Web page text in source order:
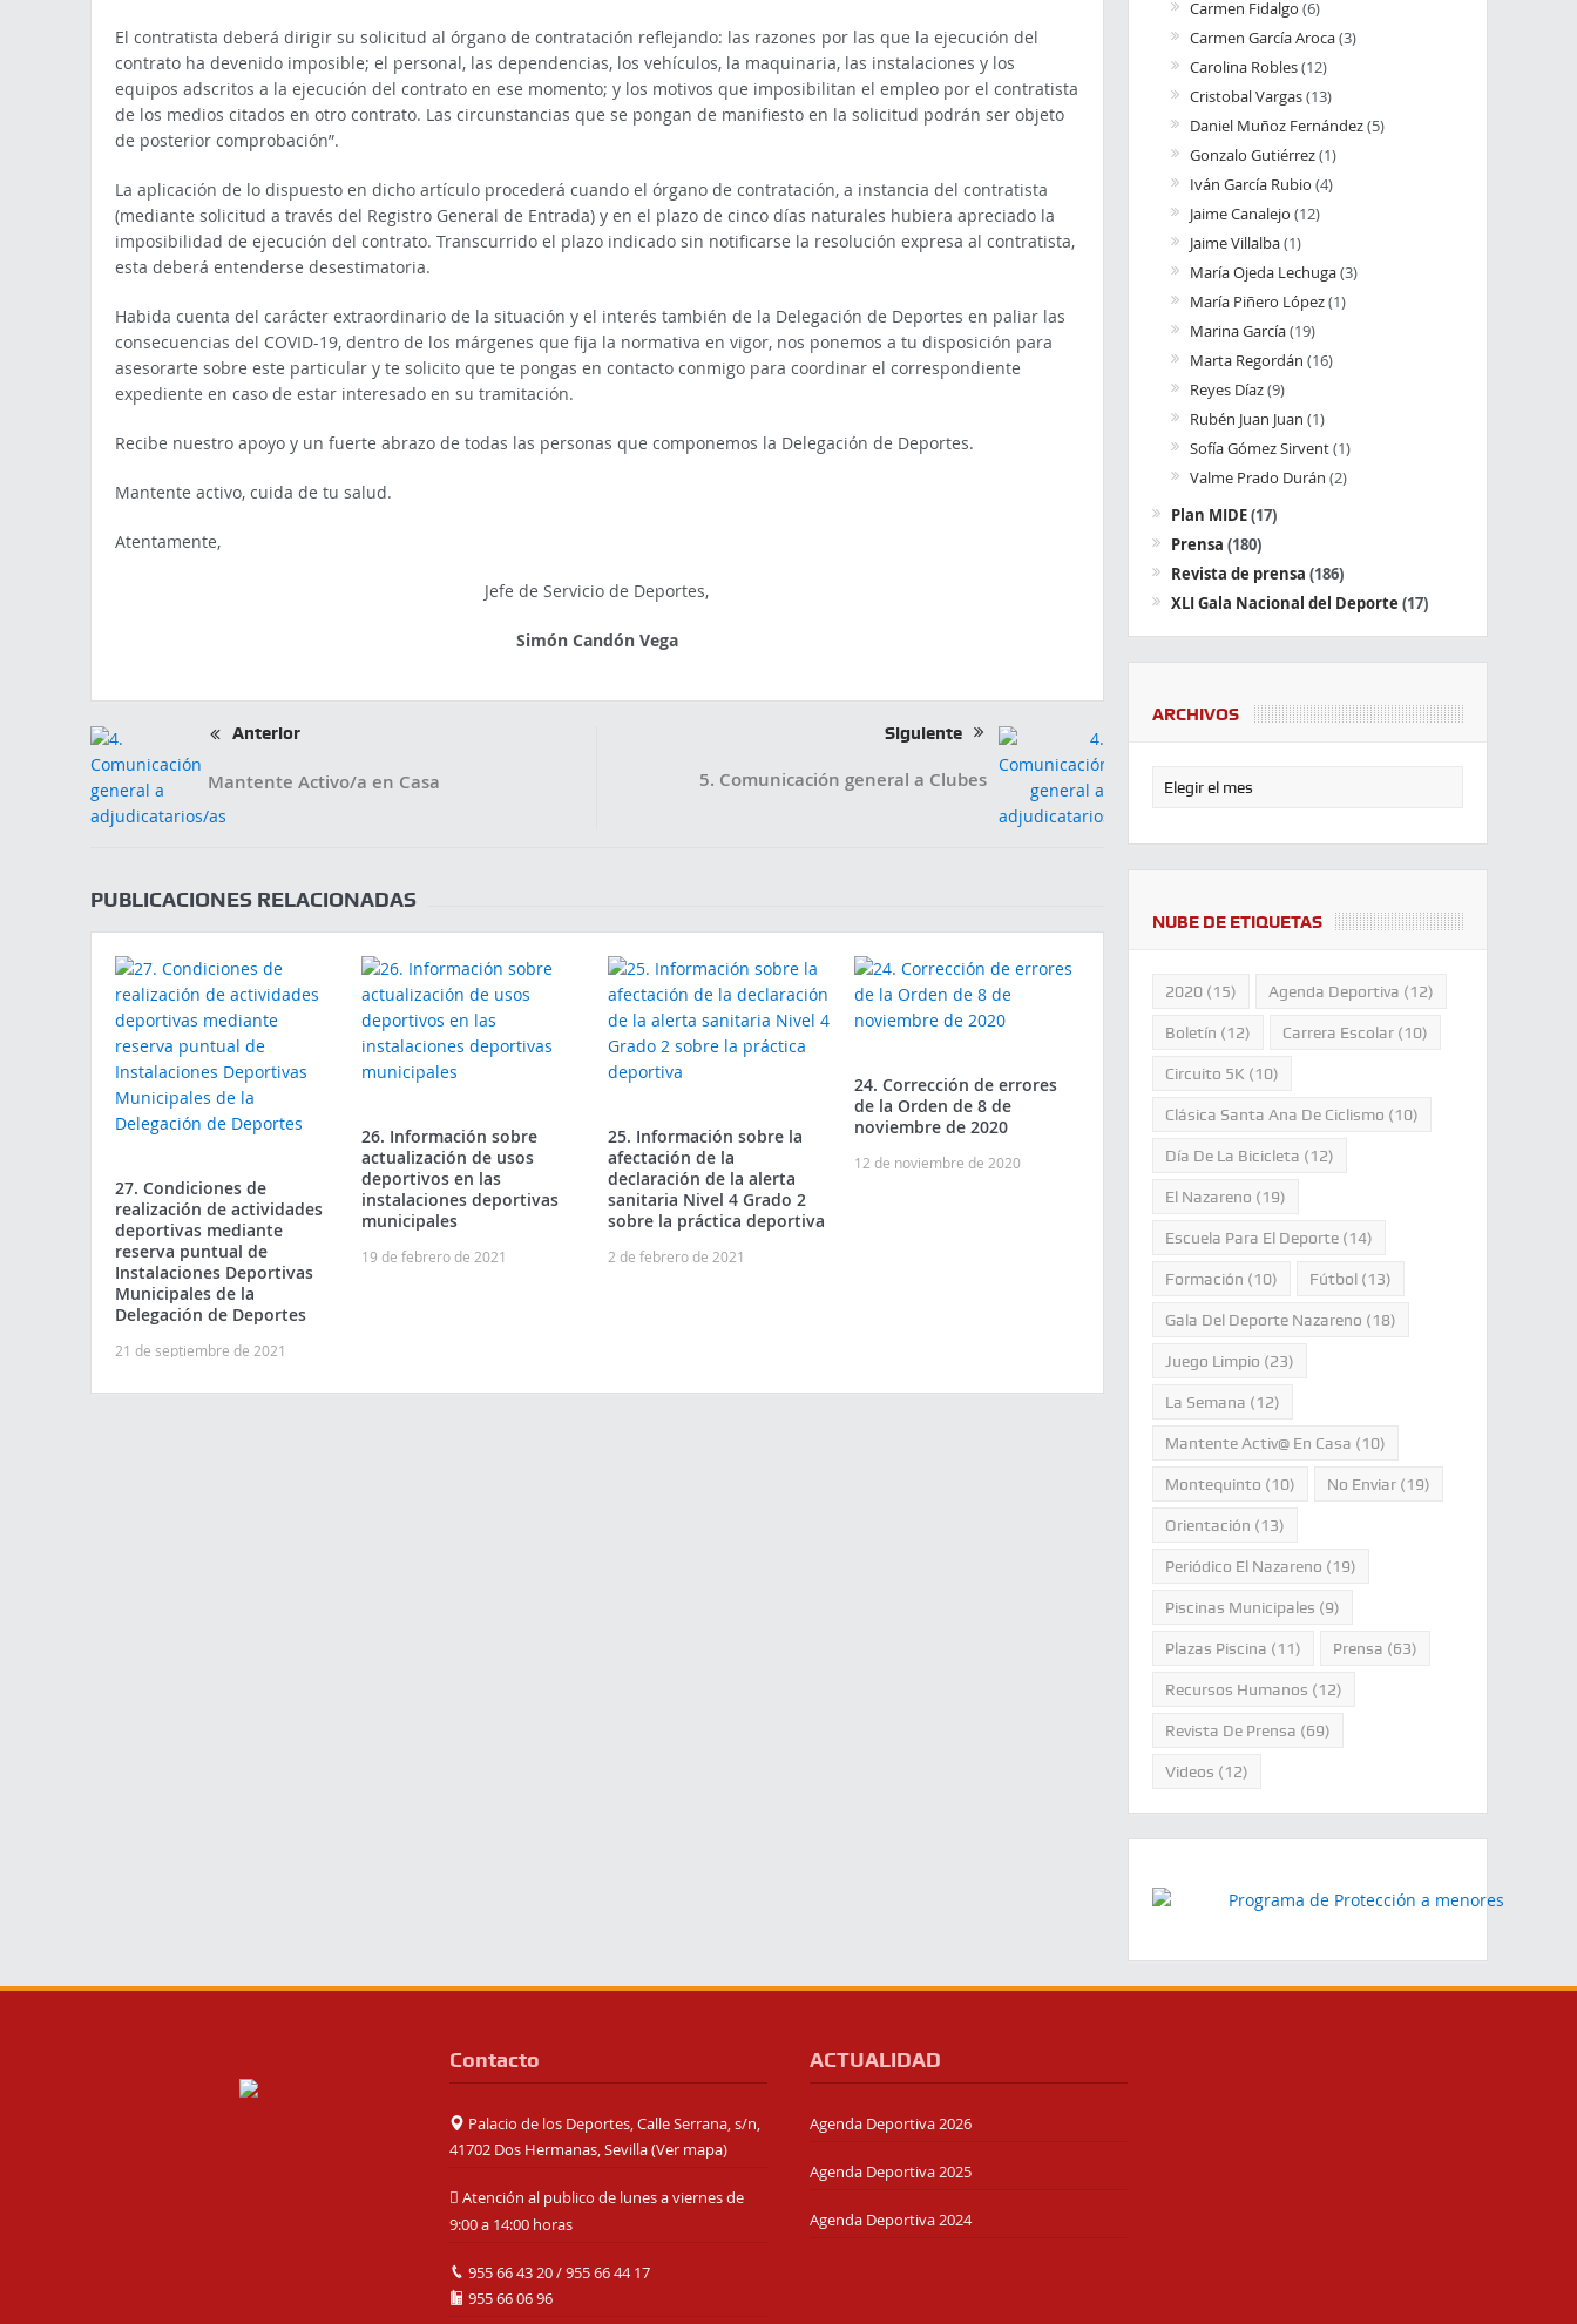
El contratista deberá dirigir su solicitud al órgano de contratación reflejando: las razones por las que la ejecución del
contrato ha devenido imposible; el personal, las dependencias, los vehículos, la maquinaria, las instalaciones y los
equipos adscritos a la ejecución del contrato en ese momento; y los motivos que imposibilitan el empleo por el contratista
de los medios citados en otro contrato. Las circunstancias que se pongan de manifiesto en la solicitud podrán ser objeto
de posterior comprobación”.
La aplicación de lo dispuesto en dicho artículo procederá cuando el órgano de contratación, a instancia del contratista
(mediante solicitud a través del Registro General de Entrada) y en el plazo de cinco días naturales hubiera apreciado la
imposibilidad de ejecución del contrato. Transcurrido el plazo indicado sin notificarse la resolución expresa al contratista,
esta deberá entenderse desestimatoria.
Habida cuenta del carácter extraordinario de la situación y el interés también de la Delegación de Deportes en paliar las
consecuencias del COVID-19, dentro de los márgenes que fija la normativa en vigor, nos ponemos a tu disposición para
asesorarte sobre este particular y te solicito que te pongas en contacto conmigo para coordinar el correspondiente
expediente en caso de estar interesado en su tramitación.
Recibe nuestro apoyo y un fuerte abrazo de todas las personas que componemos la Delegación de Deportes.
Mantente activo, cuida de tu salud.
Atentamente,
Jefe de Servicio de Deportes,
Simón Candón Vega
Anterior
Mantente Activo/a en Casa
Siguiente
5. Comunicación general a Clubes
PUBLICACIONES RELACIONADAS
27. Condiciones de
realización de actividades
deportivas mediante
reserva puntual de
Instalaciones Deportivas
Municipales de la
Delegación de Deportes
21 de septiembre de 2021
26. Información sobre
actualización de usos
deportivos en las
instalaciones deportivas
municipales
19 de febrero de 2021
25. Información sobre la
afectación de la
declaración de la alerta
sanitaria Nivel 4 Grado 2
sobre la práctica deportiva
2 de febrero de 2021
24. Corrección de errores
de la Orden de 8 de
noviembre de 2020
12 de noviembre de 2020
Carmen Fidalgo (6)
Carmen García Aroca(3)
Carolina Robles(12)
Cristobal Vargas(13)
Daniel Muñoz Fernández(5)
Gonzalo Gutiérrez(1)
Iván García Rubio (4)
Jaime Canalejo (12)
Jaime Villalba(1)
María Ojeda Lechuga(3)
María Piñero López(1)
Marina García(19)
Marta Regordán (16)
Reyes Díaz(9)
Rubén Juan Juan (1)
Sofía Gómez Sirvent(1)
Valme Prado Durán (2)
Plan MIDE(17)
Prensa (180)
Revista de prensa (186)
XLI Gala Nacional del Deporte (17)
ARCHIVOS
NUBE DE ETIQUETAS
2020(15) Agenda Deportiva (12)
Boletín (12) Carrera Escolar(10)
Circuito 5K (10)
Clásica Santa Ana De Ciclismo (10)
Día De La Bicicleta (12)
El Nazareno (19)
Escuela Para El Deporte(14)
Formación (10) Fútbol(13)
Gala Del Deporte Nazareno (18)
Juego Limpio (23)
La Semana (12)
Mantente Activ@ En Casa (10)
Montequinto (10) No Enviar(19)
Orientación (13)
Periódico El Nazareno (19)
Piscinas Municipales (9)
Plazas Piscina (11) Prensa (63)
Recursos Humanos (12)
Revista De Prensa (69)
Videos (12)
Contacto
Palacio de los Deportes, Calle Serrana, s/n,
41702 Dos Hermanas, Sevilla (Ver mapa)
Atención al publico de lunes a viernes de
9:00 a 14:00 horas
955 66 43 20/955 66 44 17
955 66 06 96
ACTUALIDAD
Agenda Deportiva 2026
Agenda Deportiva 2025
Agenda Deportiva 2024